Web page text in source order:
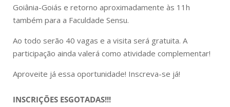
Goiânia-Goiás e retorno aproximadamente às 11h
também para a Faculdade Sensu.
Ao todo serão 40 vagas e a visita será gratuita. A
participação ainda valerá como atividade complementar!
Aproveite já essa oportunidade! Inscreva-se já!
INSCRIÇÕES ESGOTADAS!!!